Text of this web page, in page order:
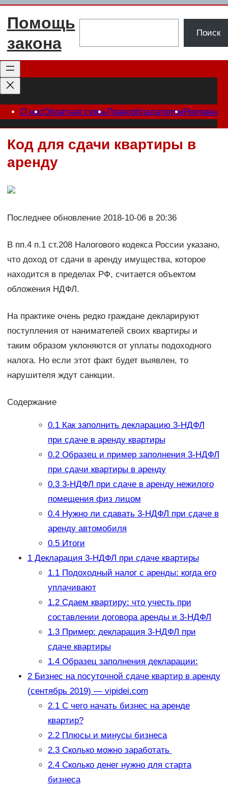
Перейти
Помощь
закона
Поиск
О насОбратная связьПравообладателямРеклама
Код для сдачи квартиры в
аренду
Последнее обновление 2018-10-06 в 20:36
В пп.4 п.1 ст.208 Налогового кодекса России указано,
что доход от сдачи в аренду имущества, которое
находится в пределах РФ, считается объектом
обложения НДФЛ.
На практике очень редко граждане декларируют
поступления от нанимателей своих квартиры и
таким образом уклоняются от уплаты подоходного
налога. Но если этот факт будет выявлен, то
нарушителя ждут санкции.
Содержание
0.1Как заполнить декларацию 3-НДФЛ
при сдаче в аренду квартиры
0.2Образец и пример заполнения 3-НДФЛ
при сдачи квартиры в аренду
0.33-НДФЛ при сдаче в аренду нежилого
помещения физ лицом
0.4Нужно ли сдавать 3-НДФЛ при сдаче в
аренду автомобиля
0.5Итоги
1Декларация 3-НДФЛ при сдаче квартиры
1.1Подоходный налог с аренды: когда его
уплачивают
1.2Сдаем квартиру: что учесть при
составлении договора аренды и 3-НДФЛ
1.3Пример: декларация 3-НДФЛ при
сдаче квартиры
1.4Образец заполнения декларации:
2Бизнес на посуточной сдаче квартир в аренду
(сентябрь 2019) — vipidei.com
2.1С чего начать бизнес на аренде
квартир?
2.2Плюсы и минусы бизнеса
2.3Сколько можно заработать
2.4Сколько денег нужно для старта
бизнеса